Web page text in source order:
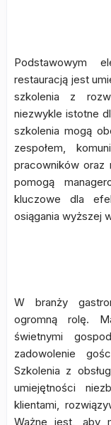
Podstawowym
restauracją jest
szkolenia z
niezwykle istotne
szkolenia mogą
zespołem,
pracowników oraz
pomogą
kluczowe dla
osiągania wyższej
W branży
ogromną rolę.
świetnymi
zadowolenie
Szkolenia z
umiejętności
klientami,
Ważne jest, aby